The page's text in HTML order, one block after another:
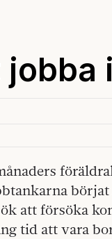
att försöka
tid att vara